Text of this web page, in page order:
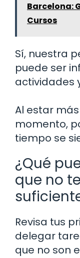
Barcelona:
Cursos
Sí, nuestra
puede ser
actividades
Al estar
momento,
tiempo se
¿Qué
que no
Revisa tus
delegar
que no son